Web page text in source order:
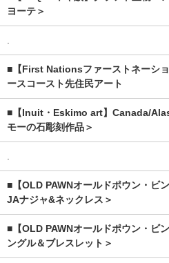
ヨーテ＞
.
■【First Nationsファーストネーシ
ースコースト先住民アート
■【Inuit・Eskimo art】Canada/
モーの石彫刻作品＞
.
■【OLD PAWNオールドポウン・ビ
JAナジャ&ネックレス＞
■【OLD PAWNオールドポウン・ビ
ングル＆ブレスレット＞